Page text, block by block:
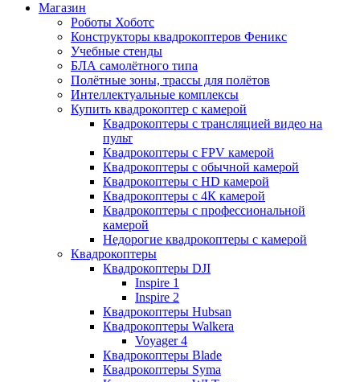
Магазин
Роботы Хоботс
Конструкторы квадрокоптеров Феникс
Учебные стенды
БЛА самолётного типа
Полётные зоны, трассы для полётов
Интеллектуальные комплексы
Купить квадрокоптер с камерой
Квадрокоптеры с трансляцией видео на
пульт
Квадрокоптеры с FPV камерой
Квадрокоптеры с обычной камерой
Квадрокоптеры с HD камерой
Квадрокоптеры с 4К камерой
Квадрокоптеры с профессиональной
камерой
Недорогие квадрокоптеры с камерой
Квадрокоптеры
Квадрокоптеры DJI
Inspire 1
Inspire 2
Квадрокоптеры Hubsan
Квадрокоптеры Walkera
Voyager 4
Квадрокоптеры Blade
Квадрокоптеры Syma